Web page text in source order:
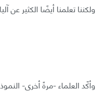
ولكننا تعلمنا أيضًا الكثير عن
وأكّد العلماء -مرةً أخرى-